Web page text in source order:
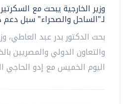
وزير الخارجية يبحث مع
لـ"الساحل والصحراء" سبل دعم
بحث الدكتور بدر عبد العاطي،
والتعاون الدولي والمصريين
اليوم الخميس مع إدو الحاجي